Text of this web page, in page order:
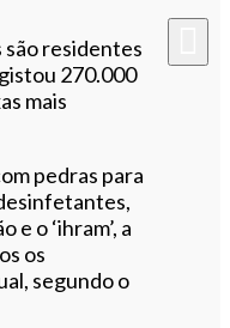
são residentes
270.000
mais
pedras para
e o ‘ihram’, a
os
segundo o